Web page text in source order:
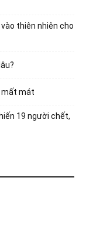
thiên nhiên cho
mất mát
19 người chết,